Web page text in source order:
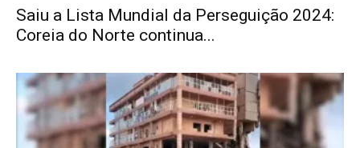
Saiu a Lista Mundial da Perseguição 2024:
Coreia do Norte continua...